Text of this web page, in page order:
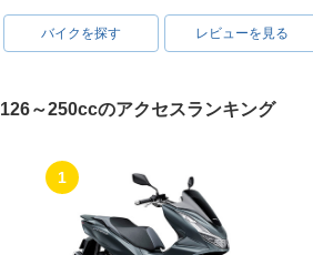
バイクを探す レビューを見る
126～250ccのアクセスランキング
1